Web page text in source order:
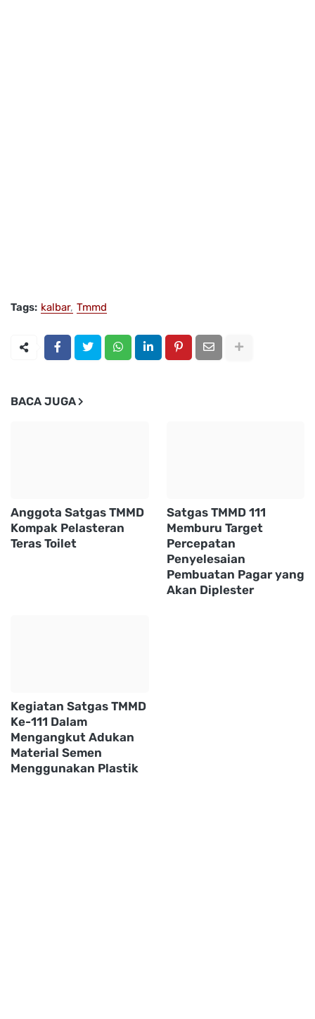
Tags: kalbar Tmmd
BACA JUGA
Anggota Satgas TMMD
Kompak Pelasteran
Teras Toilet
Satgas TMMD 111
Memburu Target
Percepatan
Penyelesaian
Pembuatan Pagar yang
Akan Diplester
Kegiatan Satgas TMMD
Ke-111 Dalam
Mengangkut Adukan
Material Semen
Menggunakan Plastik